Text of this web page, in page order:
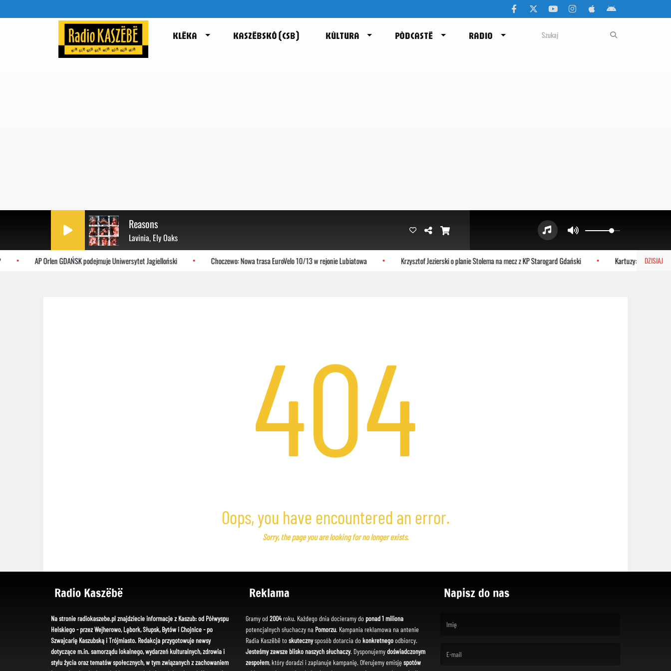
KLËKA KASZËBSKÔ (CSB) KÙLTURA PÒDCASTË RADIO
Reasons
Lavinia, Ely Oaks
DZISIAJ
AP Orlen GDAŃSK podejmuje Uniwersytet Jagielloński Choczewo: Nowa trasa EuroVelo 10/13 w rejonie Lubiatowa Krzysztof Jezierski o planie Stolema na mecz z KP Starogard Gdański Kartuzy: Bezpłatne
404
Oops, you have encountered an error.
Sorry, the page you are looking for no longer exists.
Radio Kaszëbë
Na stronie radiokaszebe.pl znajdziecie informacje z Kaszub: od Półwyspu
Helskiego - przez Wejherowo, Lębork, Słupsk, Bytów i Chojnice - po
Szwajcarię Kaszubską i Trójmiasto. Redakcja przygotowuje newsy
dotyczące m.in. samorządu lokalnego, wydarzeń kulturalnych, zdrowia i
stylu życia oraz tematów społecznych, w tym związanych z zachowaniem
Reklama
Gramy od 2004roku. Każdego dnia docieramy do ponad 1 miliona
potencjalnych słuchaczy na Pomorzu. Kampania reklamowa na antenie
Radia Kaszëbë toskutecznysposób dotarcia dokonkretnegoodbiorcy.
Jesteśmy zawsze blisko naszych słuchaczy. Dysponujemydoświadczonym
zespołem, który doradzi i zaplanuje kampanię. Oferujemy emisję spotów
Napisz do nas